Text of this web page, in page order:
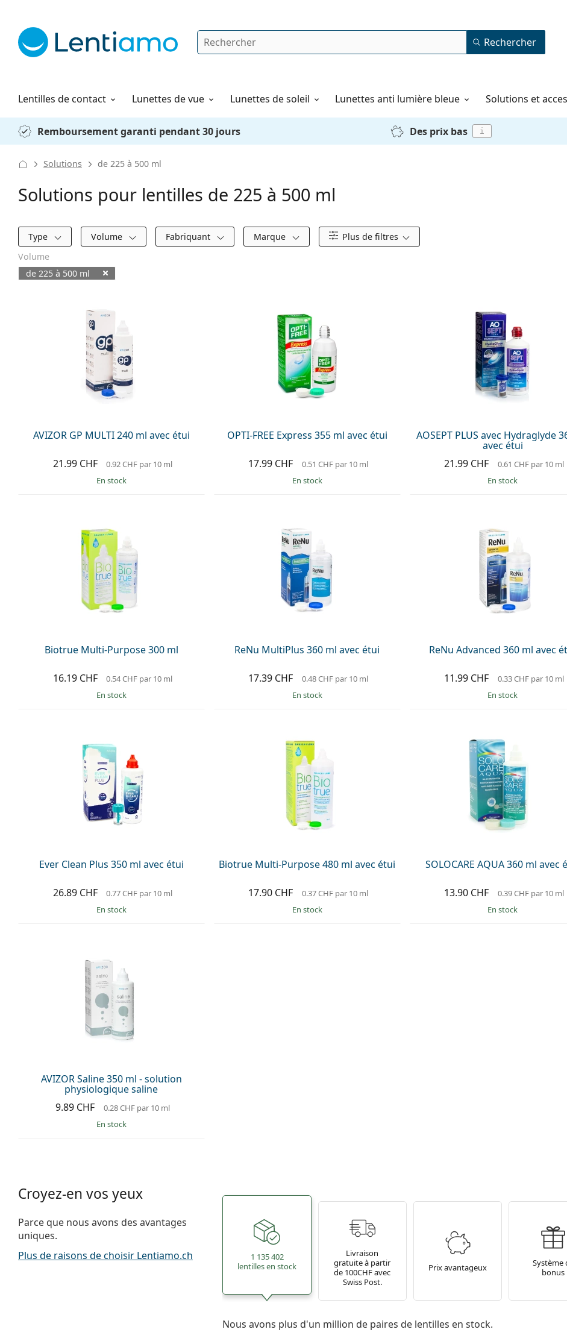
Rechercher Rechercher
Lentilles de contact
Produits d'entretien Lunettes de vue Lunettes de soleil Lunettes anti lumière bleue Solutions et
Comment commander
Remboursement garanti pendant 30 jours Des prix bas i
Solutions de 225 à 500 ml
Solutions pour lentilles de 225 à 500 ml
Filtres
Type Volume Fabriquant Marque Plus de filtres
Volume
de 225 à 500 ml
AVIZOR GP MULTI 240 ml avec étui
21.99 CHF 0.92 CHF par 10 ml
en stock
OPTI-FREE Express 355 ml avec étui
17.99 CHF 0.51 CHFpar 10 ml
en stock
AOSEPT PLUS avec Hydraglyde
avec étui
21.99 CHF
0.61 CHFpar 10 ml
en stock
Biotrue Multi-Purpose 300 ml
16.19 CHF 0.54 CHF par 10 ml
en stock
ReNu MultiPlus 360 ml avec étui
17.39 CHF 0.48 CHFpar 10 ml
en stock
ReNu Advanced 360 ml avec
11.99 CHF 0.33 CHFpar 10 ml
en stock
Ever Clean Plus 350 ml avec étui
26.89 CHF 0.77 CHF par 10 ml
en stock
Biotrue Multi-Purpose 480 ml avec étui
17.90 CHF 0.37 CHFpar 10 ml
en stock
SOLOCARE AQUA 360 ml avec
13.90 CHF 0.39 CHFpar 10 ml
en stock
AVIZOR Saline 350 ml - solution
physiologique saline
9.89 CHF
0.28 CHFpar 10 ml
en stock
Croyez-en vos yeux
Parce que nous avons des avantages
uniques.
Plus de raisons de choisir Lentiamo.ch
1 135 402
lentilles en stock
Livraison
gratuite à partir
de 100CHF avec
Swiss Post.
Prix avantageux
Système
bonus
Nous avons plus d'un million de paires de lentilles en stock.